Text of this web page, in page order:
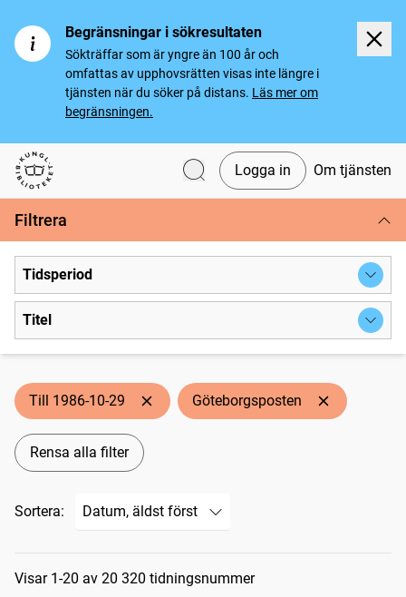
Begränsningar i sökresultaten
Sökträffar som är yngre än 100 år och
omfattas av upphovsrätten visas inte längre i
tjänsten när du söker på distans. Läs mer om
begränsningen.
Svenska tidningar
Logga in Om tjänsten
Filtrera
Tidsperiod
Titel
Till 1986-10-29 Göteborgsposten
Rensa alla filter
Sortera:
Sökresultat
Visar 1-20 av 20 320 tidningsnummer